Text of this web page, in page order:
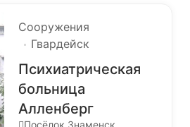
Сооружения
Гвардейск
Психиатрическая
больница
Алленберг